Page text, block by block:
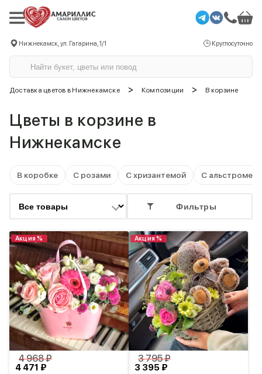
Нижнекамск, ул. Гагарина, 1/1 Круглосуточно
Доставка цветов в Нижнекамске > Композиции > В корзине
Цветы в корзине в
Нижнекамске
В коробке С розами С хризантемой С
Фильтры
Акция %
4 471 ₽
4 968 ₽
Акция %
3 395 ₽
3 795 ₽